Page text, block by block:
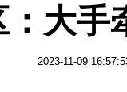
大手
2023-11-09